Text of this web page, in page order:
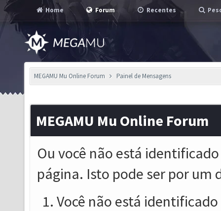
Home Forum Recentes
MEGAMU Mu Online Forum Painel de Mensagens
MEGAMU Mu Online Forum
Ou você não está
página. Isto pode ser por um
Você não está